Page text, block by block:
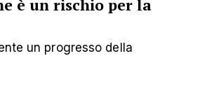
è un rischio per la
un progresso della